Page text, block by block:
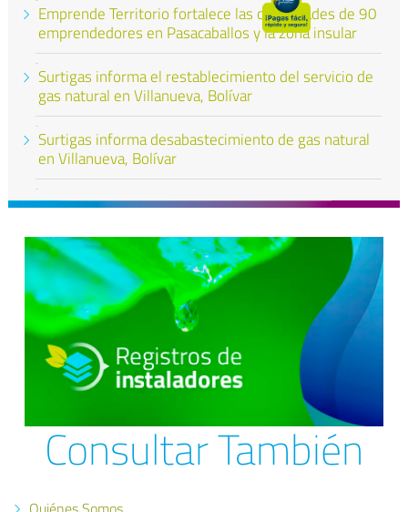
Emprende Territorio fortalece las capacidades de 90
emprendedores en Pasacaballos y la zona insular
Surtigas informa el restablecimiento del servicio de
gas natural en Villanueva, Bolívar
Surtigas informa desabastecimiento de gas natural
en Villanueva, Bolívar
Consultar También